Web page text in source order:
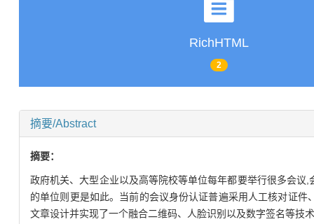
RichHTML
2
摘要/Abstract
摘要：
政府机关、大型企业以及高等院校等单位每年都要举行很多会
的单位则更是如此。当前的会议身份认证普遍采用人工核对证
文章设计并实现了一个融合二维码、人脸识别以及数字签名等技